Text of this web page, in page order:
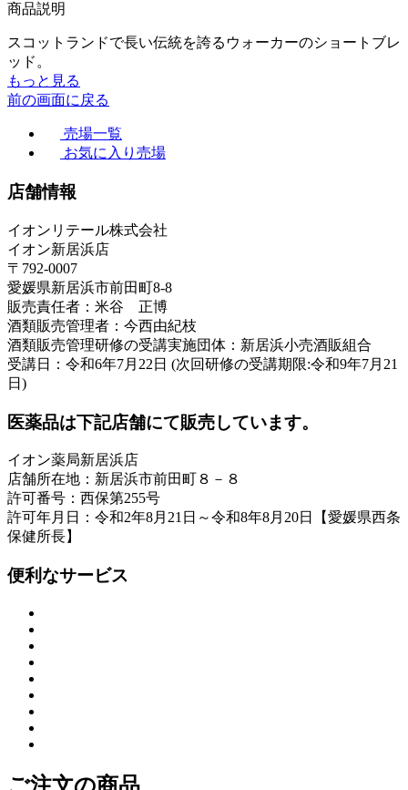
商品説明
スコットランドで長い伝統を誇るウォーカーのショートブレ
ッド。
もっと見る
前の画面に戻る
売場一覧
お気に入り売場
店舗情報
イオンリテール株式会社
イオン新居浜店
〒792-0007
愛媛県新居浜市前田町8-8
販売責任者：米谷 正博
酒類販売管理者：今西由紀枝
酒類販売管理研修の受講実施団体：新居浜小売酒販組合
受講日：令和6年7月22日 (次回研修の受講期限:令和9年7月21
日)
医薬品は下記店舗にて販売しています。
イオン薬局新居浜店
店舗所在地：新居浜市前田町８－８
許可番号：西保第255号
許可年月日：令和2年8月21日～令和8年8月20日【愛媛県西条
保健所長】
便利なサービス
ご注文の商品